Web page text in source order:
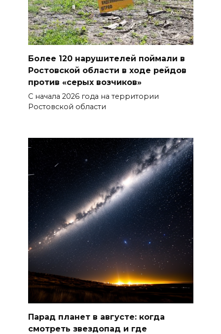
06 августа 2026 19:33
Шахбокс, падел и пилон: в
Ростовской области
зарегистрировали новые
виды спорта
06 августа 2026 19:30
профессиональным
праздником и вручил
награды
06 августа 2026 18:35
Осторожно! Падение
кирпичей
06 августа 2026 18:30
Выставка «По городам и
весям»
06 августа 2026 18:29
Развитие спорта на Дону
Более 120 нарушителей поймали в
Ростовской области в ходе рейдов
против «серых возчиков»
С начала 2026 года на территории
Ростовской области
Парад планет в августе: когда
смотреть звездопад и где